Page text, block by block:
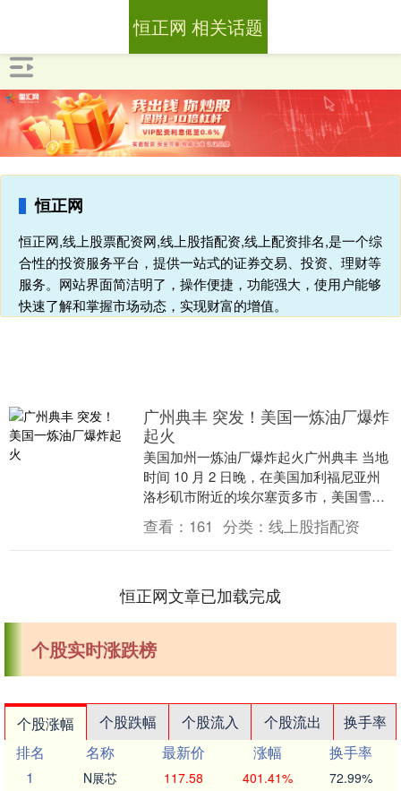
恒正网
恒正网,线上股票配资网,线上股指配资,线上配资排名,是一个综
合性的投资服务平台，提供一站式的证券交易、投资、理财等
服务。网站界面简洁明了，操作便捷，功能强大，使用户能够
快速了解和掌握市场动态，实现财富的增值。
恒正网 相关话题
广州典丰 突发！美国一炼油厂爆炸
起火
美国加州一炼油厂爆炸起火广州典丰 当地
时间 10 月 2 日晚，在美国加利福尼亚州
洛杉矶市附近的埃尔塞贡多市，美国雪佛
龙石油公司旗下一座炼油厂突然爆炸起
火。火光....
查看： 161 分类： 线上股指配资
恒正网文章已加载完成
个股实时涨跌榜
个股涨幅 个股跌幅 个股流入 个股流出
换手率
排名
名称 最新价 涨幅
换手率
1
N展芯 117.58 401.41% 72.99%